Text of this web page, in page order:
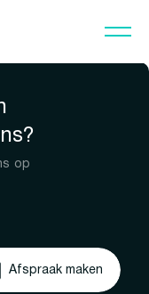
op
Afspraak maken